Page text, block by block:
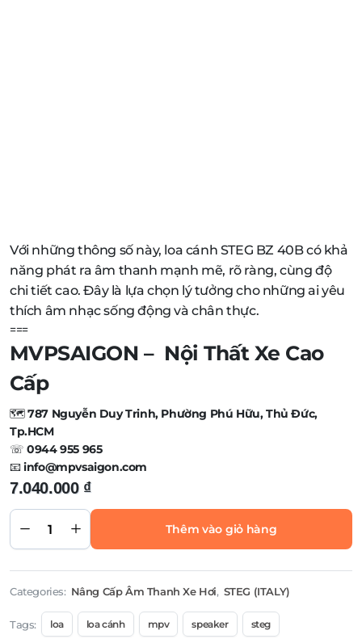
Với những thông số này, loa cánh STEG BZ 40B có khả
năng phát ra âm thanh mạnh mẽ, rõ ràng, cùng độ
chi tiết cao. Đây là lựa chọn lý tưởng cho những ai yêu
thích âm nhạc sống động và chân thực.
===
MVPSAIGON – Nội Thất Xe Cao
Cấp
🗺️787 Nguyễn Duy Trinh, Phường Phú Hữu, Thủ Đức,
Tp.HCM
☏0944 955 965
📧info@mpvsaigon.com
7.040.000 ₫
Loa
cánh
STEG
quantity
Thêm vào giỏ hàng
Categories: Nâng Cấp Âm Thanh Xe Hơi, STEG (ITALY)
Tags: loa loa cánh mpv speaker steg